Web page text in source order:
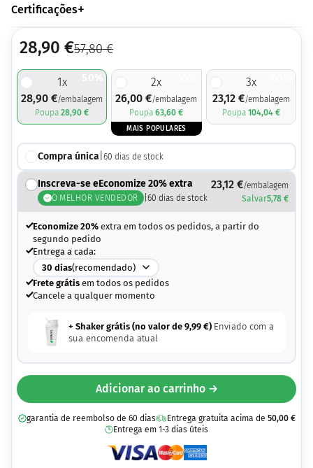
Certificações
28,90 €57,80€
1x
28,90€/embalagem
Poupa28,90€
2x
26,00€/embalagem
Poupa63,60€
MAIS POPULARES
3x
23,12 €/embalagem
Poupa 104,04 €
Compra única 60 dias de stock
Inscreva-se eEconomize 20% extra
O MELHOR VENDEDOR | 60 dias de stock
23,12 €/embalagem
Salvar5,78 €
Economize 20%extra em todos os pedidos, a partir do
segundo pedido
Entrega a cada:
30 dias(recomendado)
Frete grátisem todos os pedidos
Cancele a qualquer momento
+ Shaker grátis (no valor de 9,99 €) Enviado com a
sua encomenda atual
Adicionar ao carrinho →
garantia de reembolso de 60 dias Entrega gratuita acima de 50,00 €
Entrega em 1-3 dias úteis